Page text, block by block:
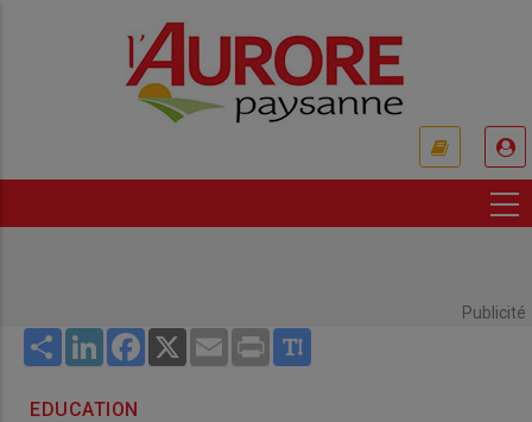
Publicité
Share LinkedInFacebook
X Email Print
EDUCATION